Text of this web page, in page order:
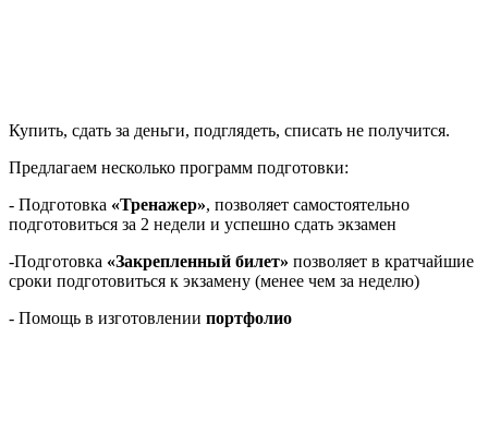
Купить, сдать за деньги, подглядеть, списать не получится.
Предлагаем несколько программ подготовки:
- Подготовка «Тренажер», позволяет самостоятельно
подготовиться за 2 недели и успешно сдать экзамен
-Подготовка «Закрепленный билет» позволяет в кратчайшие
сроки подготовиться к экзамену (менее чем за неделю)
- Помощь в изготовлении портфолио